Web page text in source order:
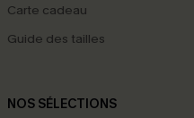
Carte cadeau
Guide des tailles
NOS SÉLECTIONS
-15%